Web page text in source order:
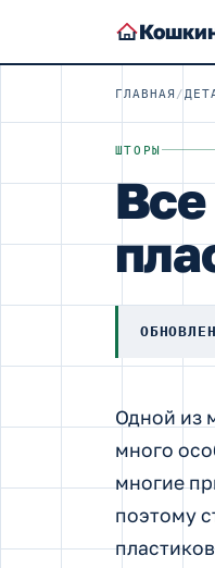
ГЛАВНАЯ /
ШТОРЫ
Все
Одной из
много
многие
поэтому